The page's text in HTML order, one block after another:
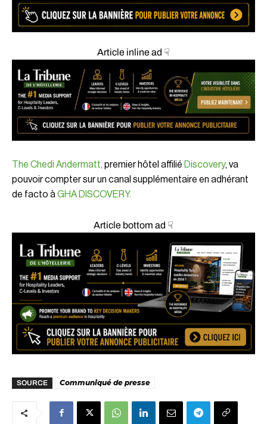
Article inline ad ☟
The Chedi Andermatt, premier hôtel affilié Discovery, va
pouvoir compter sur un canal supplémentaire en adhérant
de facto àGHA DISCOVERY.
Article bottom ad ☟
SOURCE Communiqué de presse